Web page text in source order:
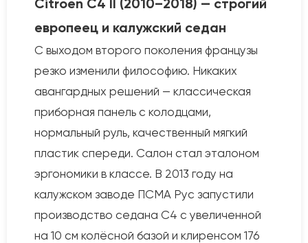
Citroen C4 II (2010–2018) — строгий
европеец и калужский седан
С выходом второго поколения французы
резко изменили философию. Никаких
авангардных решений — классическая
приборная панель с колодцами,
нормальный руль, качественный мягкий
пластик спереди. Салон стал эталоном
эргономики в классе. В 2013 году на
калужском заводе ПСМА Рус запустили
производство седана C4 с увеличенной
на 10 см колёсной базой и клиренсом 176